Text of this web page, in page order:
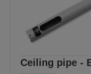
Ceiling pipe -